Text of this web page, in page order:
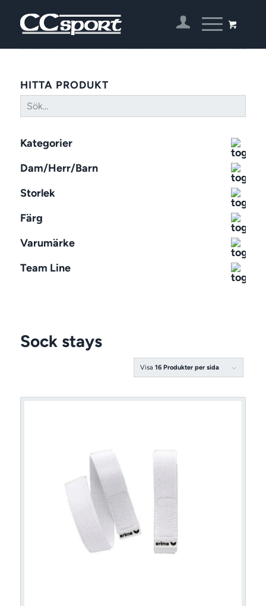
Sock stays
Visa16 Produkter per sida
HITTA PRODUKT
Kategorier
Dam/Herr/Barn
Storlek
Färg
Varumärke
Team Line